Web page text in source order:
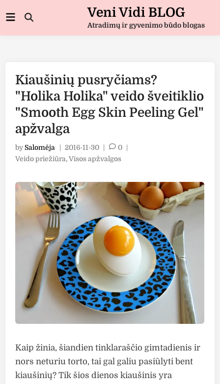
to
Veni Vidi BLOG
Atradimų ir gyvenimo būdo blogas
Open
Main
Kiaušinių pusryčiams?
"Holika Holika" veido šveitiklio
"Smooth Egg Skin Peeling Gel"
apžvalga
bySalomėja 2016-11-30 0
Posted
Veido priežiūra,Visos apžvalgos
Kaip žinia, šiandien tinklaraščio gimtadienis ir
nors neturiu torto, tai gal galiu pasiūlyti bent
kiaušinių? Tik šios dienos kiaušinis yra